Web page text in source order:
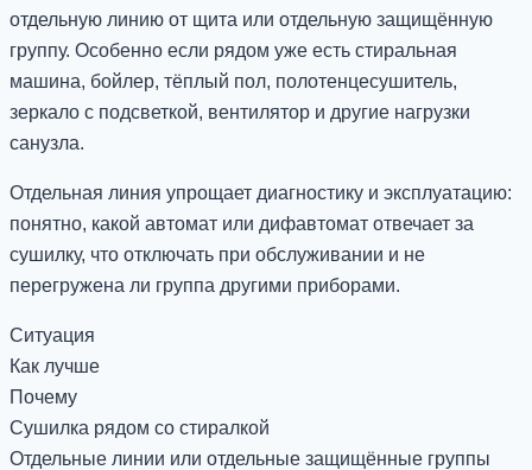
отдельную линию от щита или отдельную защищённую
группу. Особенно если рядом уже есть стиральная
машина, бойлер, тёплый пол, полотенцесушитель,
зеркало с подсветкой, вентилятор и другие нагрузки
санузла.
Отдельная линия упрощает диагностику и эксплуатацию:
понятно, какой автомат или дифавтомат отвечает за
сушилку, что отключать при обслуживании и не
перегружена ли группа другими приборами.
Ситуация
Как лучше
Почему
Сушилка рядом со стиралкой
Отдельные линии или отдельные защищённые группы